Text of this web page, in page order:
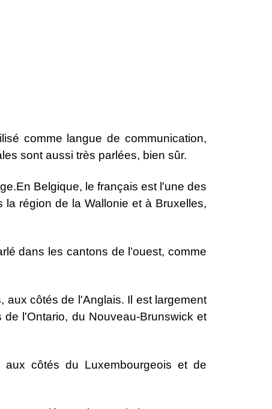
comme langue de communication,
sont aussi très parlées, bien sûr.
Belgique, le français est l'une des
région de la Wallonie et à Bruxelles,
dans les cantons de l’ouest, comme
aux côtés de l'Anglais. Il est largement
l'Ontario, du Nouveau-Brunswick et
côtés du Luxembourgeois et de